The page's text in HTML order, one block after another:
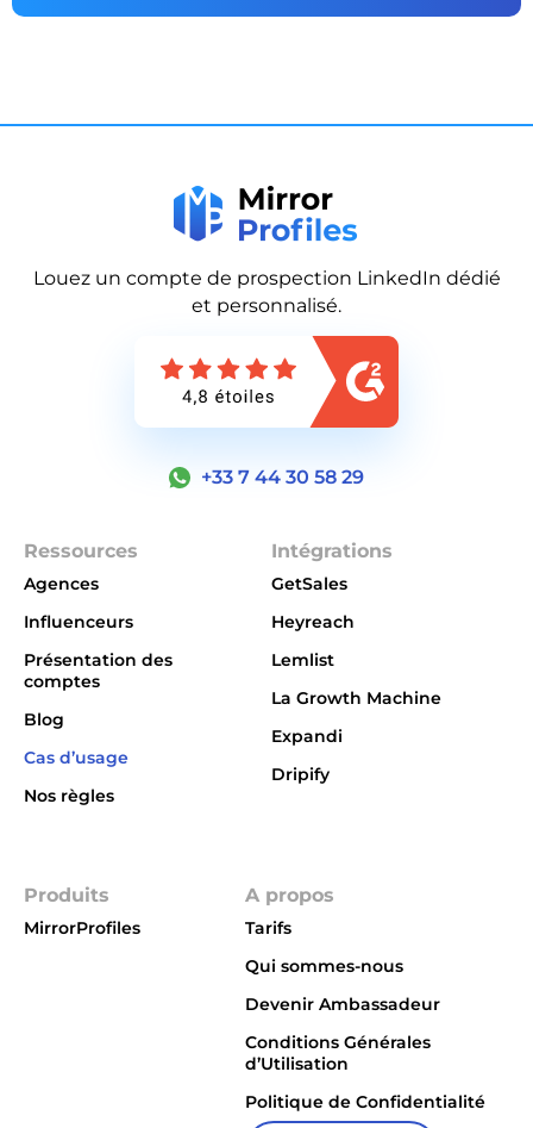
Louez un compte de prospection LinkedIn dédié
et personnalisé.
+33 7 44 30 58 29
Ressources
Agences
Influenceurs
Présentation des
comptes
Blog
Cas d’usage
Nos règles
Intégrations
GetSales
Heyreach
Lemlist
La Growth Machine
Expandi
Dripify
Produits
MirrorProfiles
A propos
Tarifs
Qui sommes-nous
Devenir Ambassadeur
Conditions Générales
d’Utilisation
Politique de Confidentialité